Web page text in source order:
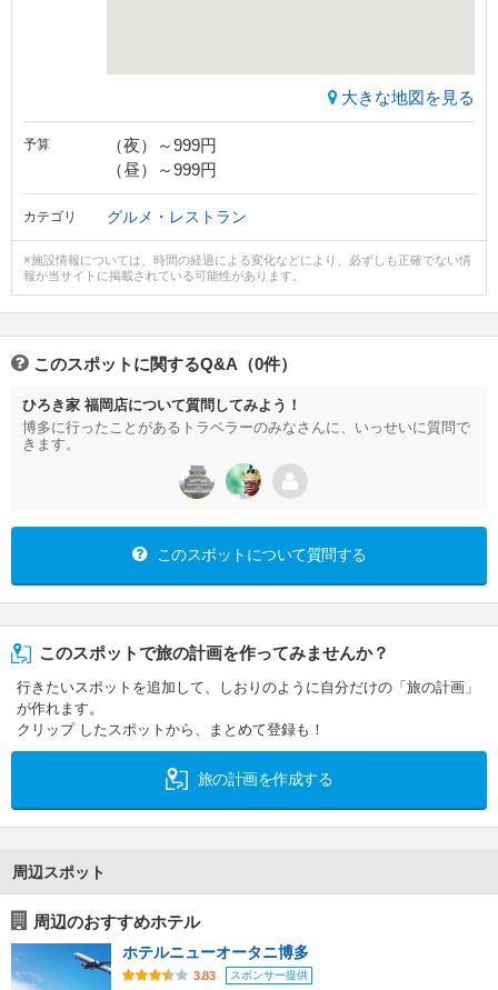
大きな地図を見る
予算
（夜）～999円
（昼）～999円
カテゴリ グルメ・レストラン
※施設情報については、時間の経過による変化などにより、必ずしも正確でない情
報が当サイトに掲載されている可能性があります。
このスポットに関するQ&A（0件）
ひろき家 福岡店について質問してみよう！
博多に行ったことがあるトラベラーのみなさんに、いっせいに質問で
きます。
このスポットについて質問する
このスポットで旅の計画を作ってみませんか？
行きたいスポットを追加して、しおりのように自分だけの「旅の計画」
が作れます。
クリップ したスポットから、まとめて登録も！
旅の計画を作成する
周辺スポット
周辺のおすすめホテル
ホテルニューオータニ博多
3.83 スポンサー提供